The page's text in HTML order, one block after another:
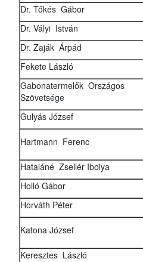
Dr. Tőkés Gábor
Dr. Vályi István
Dr. Zaják Árpád
Fekete László
Gabonatermelők Országos
Szövetsége
Gulyás József
Hartmann Ferenc
Hataláné Zsellér Ibolya
Holló Gábor
Horváth Péter
Katona József
Keresztes László